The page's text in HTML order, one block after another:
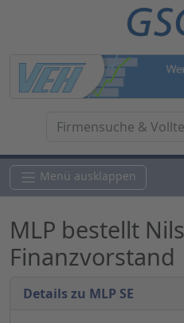
Menü ausklappen
MLP bestellt
Finanzvorstand
Details zu MLP SE